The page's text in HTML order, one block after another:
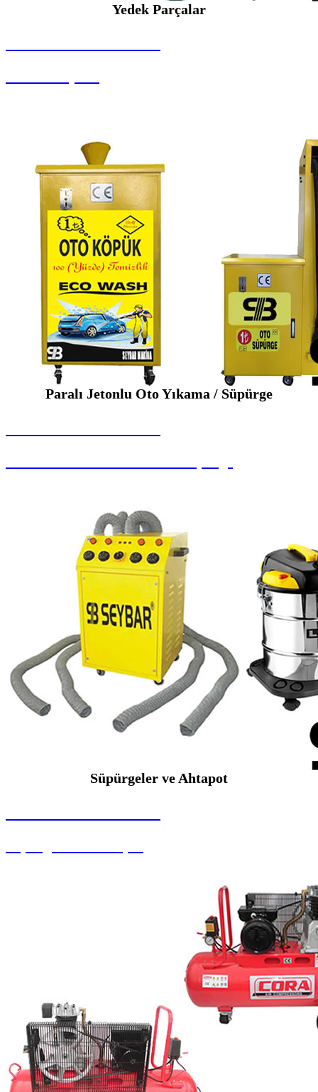
Yedek Parçalar
Paralı Jetonlu Oto Yıkama / Süpürge
Süpürgeler ve Ahtapot